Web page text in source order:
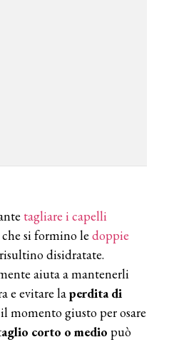
tagliare i capelli
si formino le doppie
disidratate.
aiuta a mantenerli
e evitare laperdita di
momento giusto per osare
corto o medio può